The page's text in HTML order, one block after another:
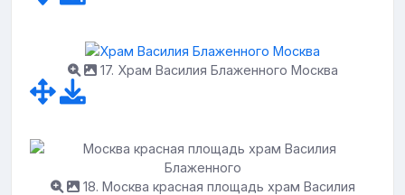
17. Храм Василия Блаженного Москва
18. Москва красная площадь храм Василия